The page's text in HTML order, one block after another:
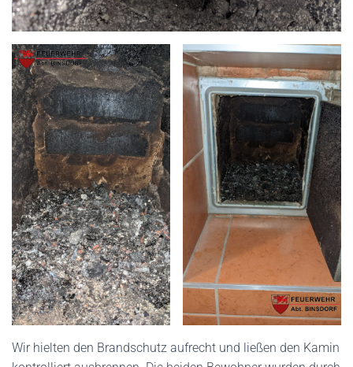
Wir hielten den Brandschutz aufrecht und ließen den Kamin